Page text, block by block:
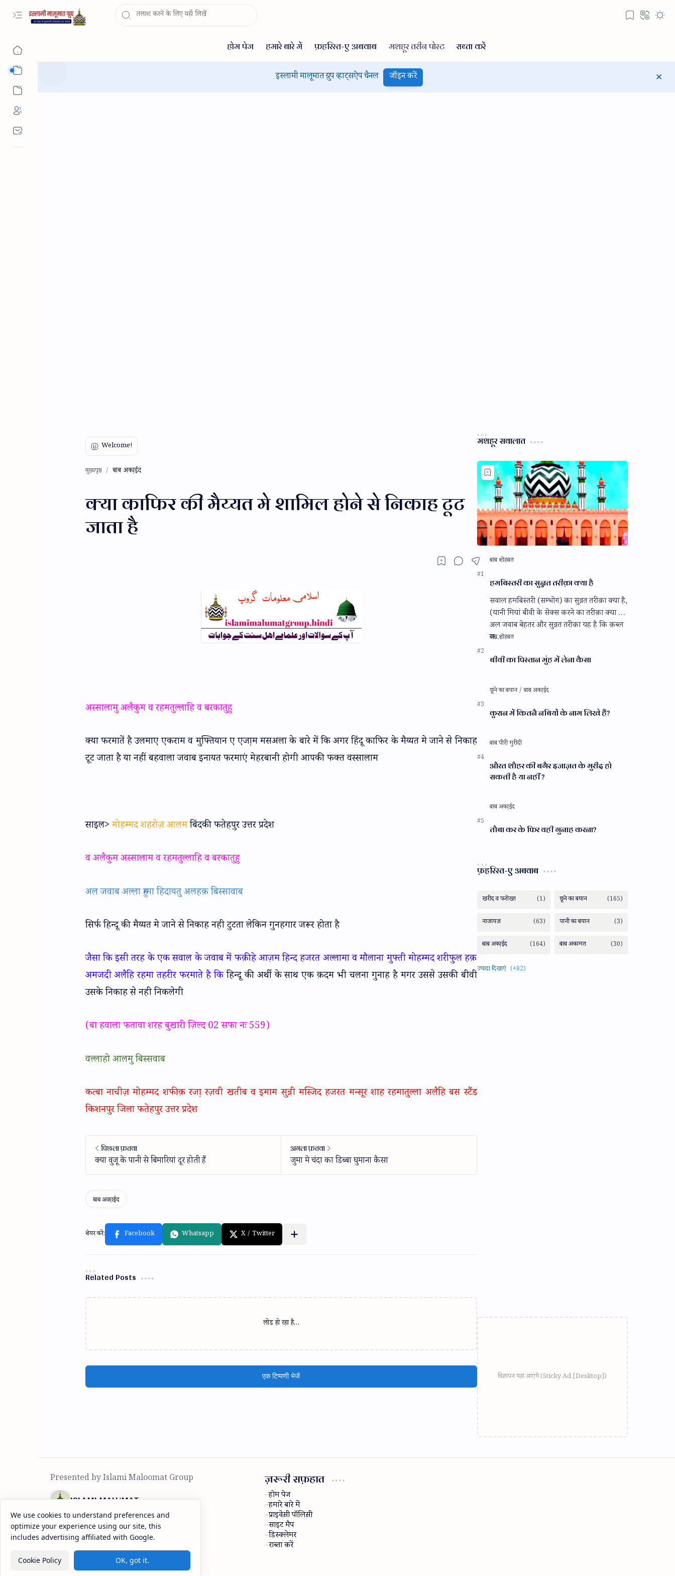
इस्लामी मालूमात ग्रुप व्हाट्सऐप चैनल जॉइन करें
मुख्यपृष्ठ बाब अका़ईद
क्या काफिर की मैय्यत मे शामिल होने से निकाह टूट
जाता है
अस्सालामु अलैकुम व रहमतुल्लाहि व बरकातुहु
क्या फरमातें है उलमाए एकराम व मुफ्तियान ए एजा़म मसअला के बारे में कि अगर हिंदू काफिर के मैय्यत मे जाने से निकाह
टूट जाता है या नहीं बहवाला जवाब इनायत फरमाएं मेहरबानी होगी आपकी फक्त वस्सालाम
साइल>मोहम्मद शहरोज़ आलमबिंदकी फतेहपुर उत्तर प्रदेश
व अलैकुम अस्सालाम व रहमतुल्लाहि व बरकातुहु
अल जवाब अल्ला हुम्मा हिदायतु अलहक़ बिस्सावाब
सिर्फ हिन्दू की मैय्यत मे जाने से निकाह नही टुटता लेकिन गुनहगार जरूर होता है
जैसा कि इसी तरह के एक सवाल के जवाब में फक़ीहे आज़म हिन्द हजरत अल्लामा व मौलाना मुफ्ती मोहम्मद शरीफुल हक़
अमजदी अलैहि रहमा तहरीर फरमाते है किहिन्दू की अर्थी के साथ एक क़दम भी चलना गुनाह है मगर उससे उसकी बीवी
उसके निकाह से नही निकलेगी
(बा हवाला फतावा शरह बुखारी ज़िल्द 02 सफा नः 559)
वल्लाहो आलमु बिस्सवाब
कत्बा नाचीज़ मोहम्मद शफीक़ रजा़ रज़वी खतीब व इमाम सुन्नी मस्जिद हजरत मन्सूर शाह रहमातुल्ला अलैहि बस स्टैंड
किशनपुर जिला फतेहपुर उत्तर प्रदेश
Related Posts
लोड हो रहा है…
एक टिप्पणी भेजें
मशहूर सवालात
हमबिस्तरी का सुन्नत तरीक़ा क्या है
सवाल हमबिस्तरी (सम्भोग) का सुन्नत तरीक़ा क्या है,
(यानी मियां बीवी के सेक्स करने का तरीक़ा क्या है)
अल जवाब बेहतर और सुन्नत तरीक़ा यह है कि क़ब्ल
ज…
बीवी का पिस्तान मुंह में लेना कैसा
कुरान में कितनै नबियों के नाम लिखे हैं?
औरत शौहर की बगैर इजाज़त के मुरीद हो
सकती है या नहीं ?
तौबा कर के फिर वही गुनाह करना?
फ़हरिस्त-ए अबवाब
ISLAMI MALUMAT
हर तरह के इस्लामी सवालात का जवाब
ज़रूरी सफ़हात
होम पेज
हमारे बारे में
प्राइवेस़ी पॉलिस़ी
साइट मैप
डिस्क्लेमर
राब्ता करें
We use cookies to understand preferences and
optimize your experience using our site, this
includes advertising affiliated with Google.
Cookie Policy OK, got it.